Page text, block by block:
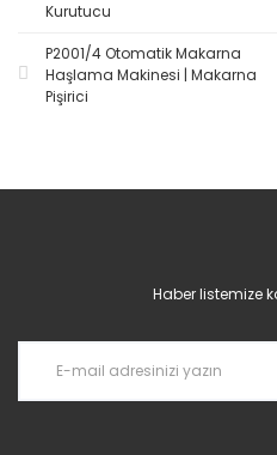
Kurutucu
P2001/4 Otomatik Makarna
Haşlama Makinesi | Makarna
Pişirici
Haber listemize